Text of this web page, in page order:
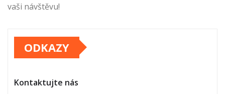
vaši návštěvu!
ODKAZY
Kontaktujte nás